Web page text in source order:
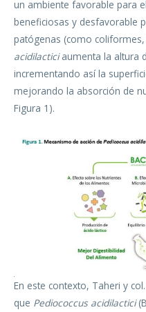
un ambiente favorable para
beneficiosas y desfavorable
patógenas (como
acidilacticiaumenta la altura
incrementando así la
mejorando la absorción de
Figura 1).
En este contexto, Taheri y
que Pediococcus acidilactici